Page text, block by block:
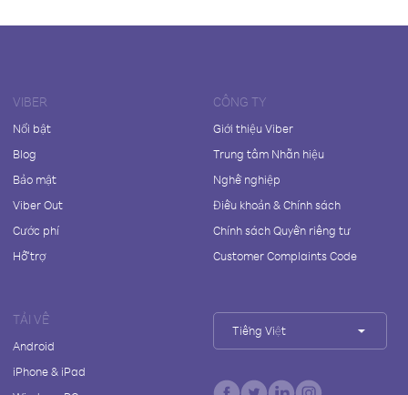
VIBER
Nổi bật
Blog
Bảo mật
Viber Out
Cước phí
Hỗ trợ
CÔNG TY
Giới thiệu Viber
Trung tâm Nhãn hiệu
Nghề nghiệp
Điều khoản & Chính sách
Chính sách Quyền riêng tư
Customer Complaints Code
TẢI VỀ
Android
iPhone & iPad
Tiếng Việt